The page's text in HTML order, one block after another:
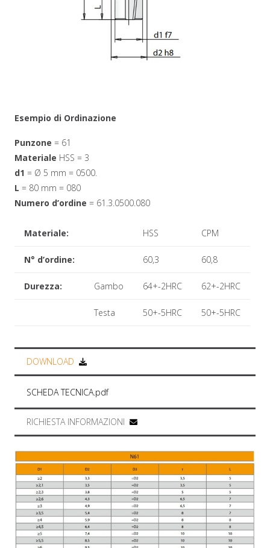
Esempio di Ordinazione
Punzone = 61
Materiale HSS = 3
d1 = Ø 5 mm = 0500.
L = 80 mm = 080
Numero d’ordine = 61.3.0500.080
Materiale: HSS CPM
N° d’ordine: 60,3 60,8
Durezza: Gambo 64+-2HRC 62+-2HRC
Testa 50+-5HRC 50+-5HRC
DOWNLOAD
SCHEDA TECNICA.pdf
RICHIESTA INFORMAZIONI